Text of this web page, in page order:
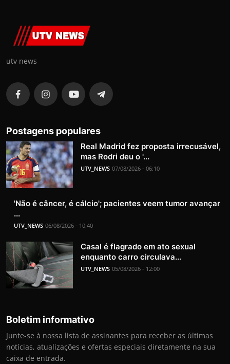
utv news
Postagens populares
Real Madrid fez proposta irrecusável,
mas Rodri deu o '...
UTV_NEWS 07/08/2026 - 06:10
'Não é câncer, é cálcio'; pacientes veem tumor avançar
...
UTV_NEWS 06/08/2026 - 10:40
Casal é flagrado em ato sexual
enquanto carro circulava...
UTV_NEWS 05/08/2026 - 12:00
Boletim informativo
Junte-se à nossa lista de assinantes para receber as últimas
notícias, atualizações e ofertas especiais diretamente na sua
caixa de entrada.